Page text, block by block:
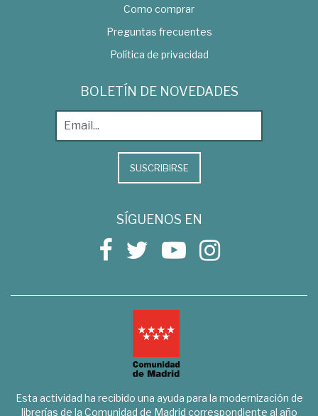
Como comprar
Preguntas frecuentes
Política de privacidad
BOLETÍN DE NOVEDADES
SUSCRIBIRSE
SÍGUENOS EN
Esta actividad ha recibido una ayuda para la modernización de
librerías de la Comunidad de Madrid correspondiente al año